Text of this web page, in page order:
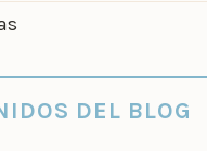
DEL BLOG